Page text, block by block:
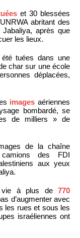
et 30 blessées
abritant des
après que
les lieux.
tuées dans une
char sur une école
déplacées,
images aériennes
bombardé, se
de milliers » de
de la chaîne
camions des FDI
aux yeux
vie à plus de 770
d’augmenter avec
les rues et sous les
israéliennes ont